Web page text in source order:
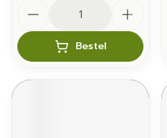
Bestel